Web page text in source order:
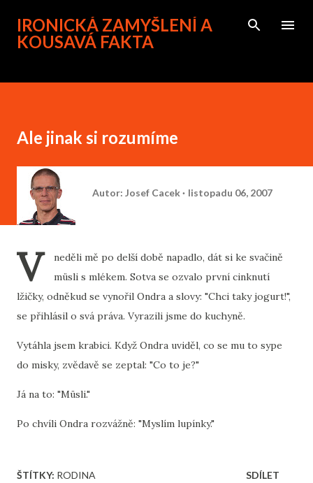
Přeskočit na hlavní obsah
IRONICKÁ ZAMYŠLENÍ A
KOUSAVÁ FAKTA
Ale jinak si rozumíme
Autor: Josef Cacek listopadu 06, 2007
V
neděli mě po delší době napadlo, dát si ke svačině
müsli s mlékem. Sotva se ozvalo první cinknutí
lžičky, odněkud se vynořil Ondra a slovy: "Chci taky jogurt!",
se přihlásil o svá práva. Vyrazili jsme do kuchyně.
Vytáhla jsem krabici. Když Ondra uviděl, co se mu to sype
do misky, zvědavě se zeptal: "Co to je?"
Já na to: "Müsli."
Po chvíli Ondra rozvážně: "Myslím lupínky."
ŠTÍTKY: RODINA SDÍLET